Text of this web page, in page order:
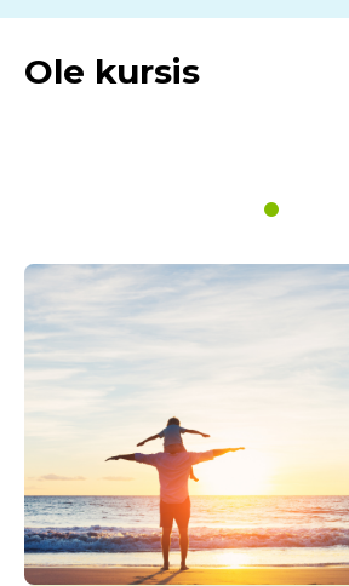
Ole kursis